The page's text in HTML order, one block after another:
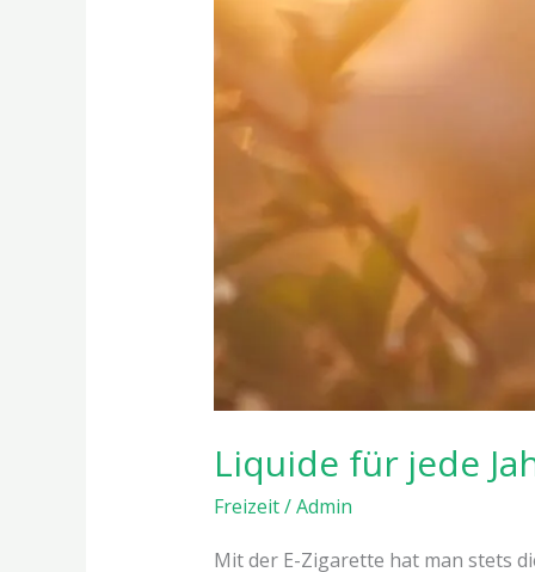
Liquide für jede
Freizeit/Admin
Mit der E-Zigarette hat man stets